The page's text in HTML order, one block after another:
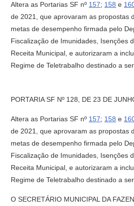
Altera as Portarias SF nº 157; 158 e
de 2021, que aprovaram as propostas
metas de desempenho firmada pelo
Fiscalização de Imunidades, Isenções
Receita Municipal, e autorizaram a
Regime de Teletrabalho destinado a
PORTARIA SF Nº 128, DE 23 DE
Altera as Portarias SF nº 157; 158 e
de 2021, que aprovaram as propostas
metas de desempenho firmada pelo
Fiscalização de Imunidades, Isenções
Receita Municipal, e autorizaram a
Regime de Teletrabalho destinado a
O SECRETÁRIO MUNICIPAL DA